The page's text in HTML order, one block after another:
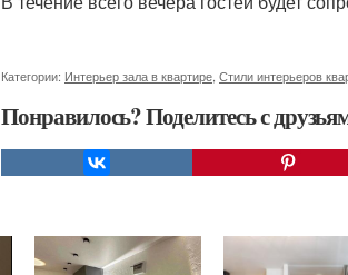
Категории: Интерьер зала в квартире Стили интерьеров
Понравилось? Поделитесь с